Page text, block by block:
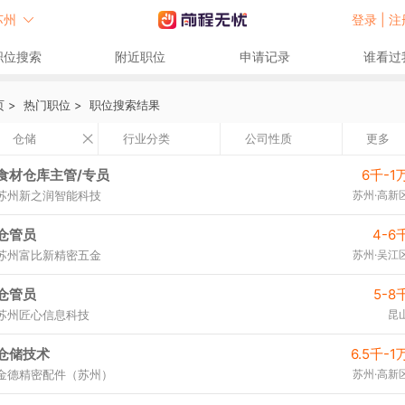
州 登录 | 注
位搜索 附近职位 申请记录 谁看过
> 热门职位 > 职位搜索结果
仓储 行业分类 公司性质 更多
材仓库主管/专员 6千-1
州新之润智能科技 苏州·高新
管员 4-6
州富比新精密五金 苏州·吴江
管员 5-8
州匠心信息科技 昆
储技术 6.5千-1
德精密配件（苏州） 苏州·高新